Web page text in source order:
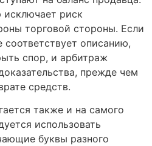
исключает риск
торговой стороны. Если
описанию,
спор, и арбитраж
прежде чем
средств.
также и на самого
использовать
буквы разного